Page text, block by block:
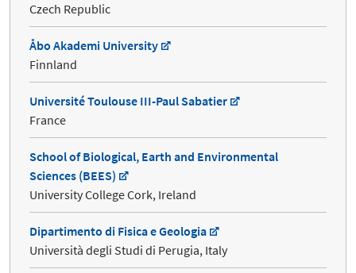
Czech Republic
Åbo Akademi University
Finnland
Université Toulouse III-Paul Sabatier
France
School of Biological, Earth and Environmental
Sciences (BEES)
University College Cork, Ireland
Dipartimento di Fisica e Geologia
Università degli Studi di Perugia, Italy